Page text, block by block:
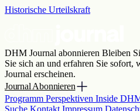
Historische Urteilskraft
DHM Journal abonnieren Bleiben
Sie sich an und erfahren Sie
Journal erscheinen.
Journal Abonnieren
Programm Perspektiven Inside
Suche Kontakt Impressum